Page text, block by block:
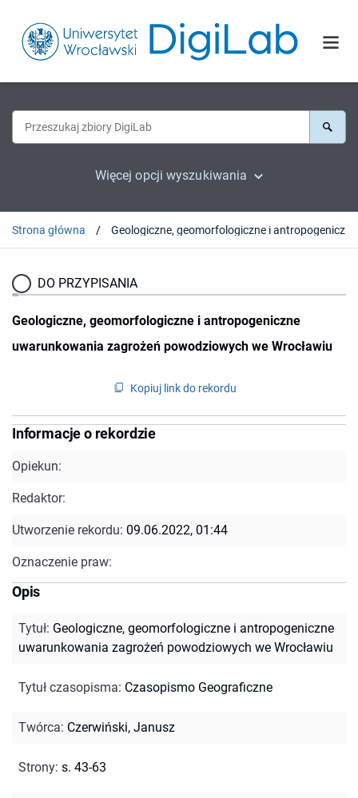
Więcej opcji wyszukiwania
Strona główna
DO PRZYPISANIA
Geologiczne, geomorfologiczne i antropogeniczne
uwarunkowania zagrożeń powodziowych we Wrocławiu
Kopiuj link do rekordu
Informacje o rekordzie
Opiekun:
Redaktor:
Utworzenie rekordu: 09.06.2022, 01:44
Oznaczenie praw:
Opis
Tytuł: Geologiczne, geomorfologiczne i antropogeniczne
uwarunkowania zagrożeń powodziowych we Wrocławiu
Tytuł czasopisma: Czasopismo Geograficzne
Twórca: Czerwiński, Janusz
Strony: s. 43-63